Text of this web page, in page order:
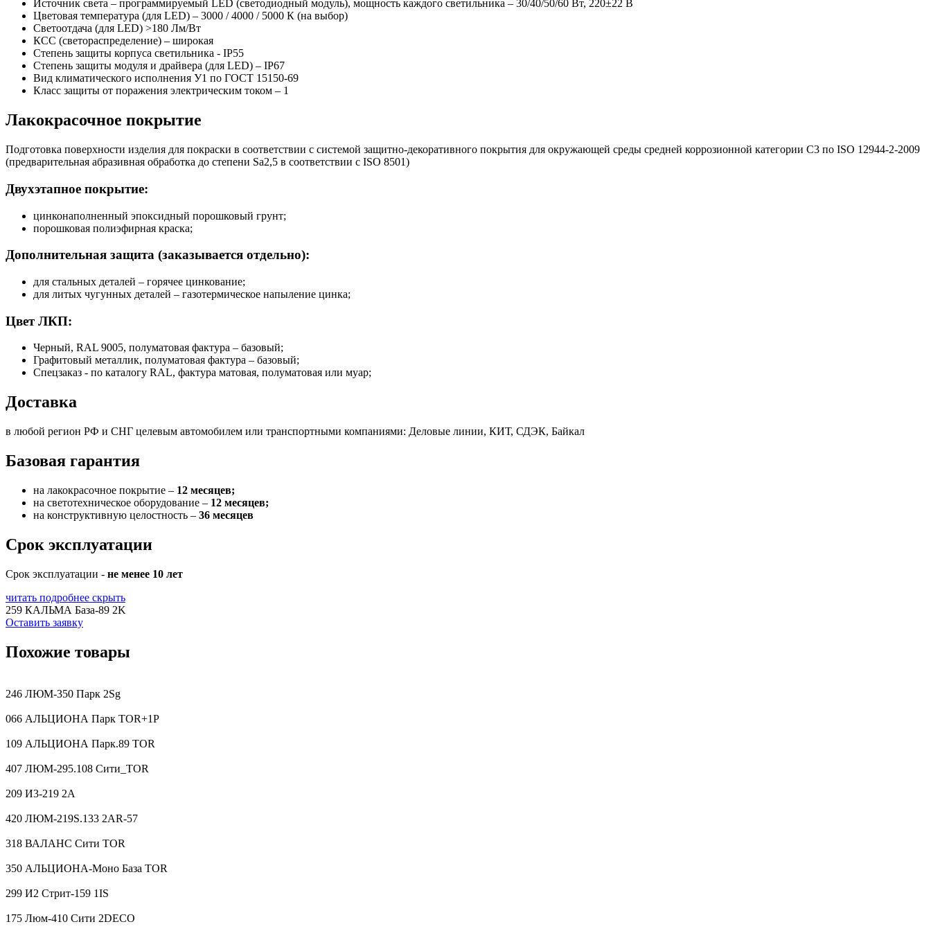
Источник света – программируемый LED (светодиодный модуль), мощность каждого светильника – 30/40/50/60 Вт, 220±22 В
Цветовая температура (для LED) – 3000 / 4000 / 5000 К (на выбор)
Светоотдача (для LED) >180 Лм/Вт
КСС (светораспределение) – широкая
Степень защиты корпуса светильника - IP55
Степень защиты модуля и драйвера (для LED) – IP67
Вид климатического исполнения У1 по ГОСТ 15150-69
Класс защиты от поражения электрическим током – 1
Лакокрасочное покрытие
Подготовка поверхности изделия для покраски в соответствии с системой защитно-декоративного покрытия для окружающей среды средней коррозионной категории C3 по ISO 12944-2-2009
(предварительная абразивная обработка до степени Sa2,5 в соответствии с ISO 8501)
Двухэтапное покрытие:
цинконаполненный эпоксидный порошковый грунт;
порошковая полиэфирная краска;
Дополнительная защита (заказывается отдельно):
для стальных деталей – горячее цинкование;
для литых чугунных деталей – газотермическое напыление цинка;
Цвет ЛКП:
Черный, RAL 9005, полуматовая фактура – базовый;
Графитовый металлик, полуматовая фактура – базовый;
Спецзаказ - по каталогу RAL, фактура матовая, полуматовая или муар;
Доставка
в любой регион РФ и СНГ целевым автомобилем или транспортными компаниями: Деловые линии, КИТ, СДЭК, Байкал
Базовая гарантия
на лакокрасочное покрытие – 12 месяцев;
на светотехническое оборудование – 12 месяцев;
на конструктивную целостность – 36 месяцев
Срок эксплуатации
Срок эксплуатации - не менее 10 лет
читать подробнее скрыть
259 КАЛЬМА База-89 2K
Оставить заявку
Похожие товары
246 ЛЮМ-350 Парк 2Sg
066 АЛЬЦИОНА Парк TOR+1P
109 АЛЬЦИОНА Парк.89 TOR
407 ЛЮМ-295.108 Сити_TOR
209 И3-219 2A
420 ЛЮМ-219S.133 2AR-57
318 ВАЛАНС Сити TOR
350 АЛЬЦИОНА-Моно База TOR
299 И2 Стрит-159 1IS
175 Люм-410 Сити 2DECO